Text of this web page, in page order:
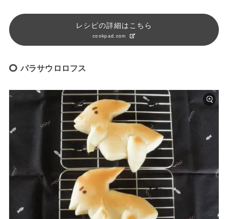
レシピの詳細はこちら
cookpad.com
パラサウロロフス